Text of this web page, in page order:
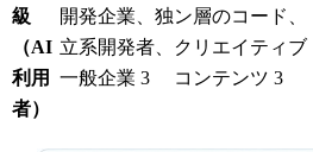
級
（AI
利用
者）
開発企業、独
立系開発者、
一般企業 3
ン層のコード、
クリエイティブ
コンテンツ 3